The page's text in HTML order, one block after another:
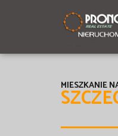
MIESZKANIE